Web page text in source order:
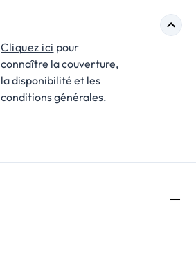
Cliquez ici pour
connaître la couverture,
la disponibilité et les
conditions générales.